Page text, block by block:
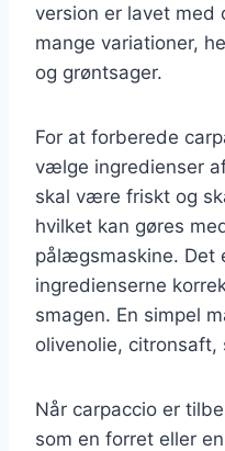
version er lavet med
mange variationer,
og grøntsager.
For at forberede
vælge ingredienser
skal være friskt og
hvilket kan gøres
pålægsmaskine. Det
ingredienserne
smagen. En simpel
olivenolie, citronsaft,
Når carpaccio er
som en forret eller